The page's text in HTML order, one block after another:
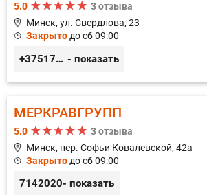
5.0
3 отзыва
Минск, ул. Свердлова, 23
Закрыто до сб 09:00
+375173212443 - показать
МЕРКРАВГРУПП
5.0
3 отзыва
Минск, пер. Софьи Ковалевской, 42а
Закрыто до сб 09:00
7142020- показать